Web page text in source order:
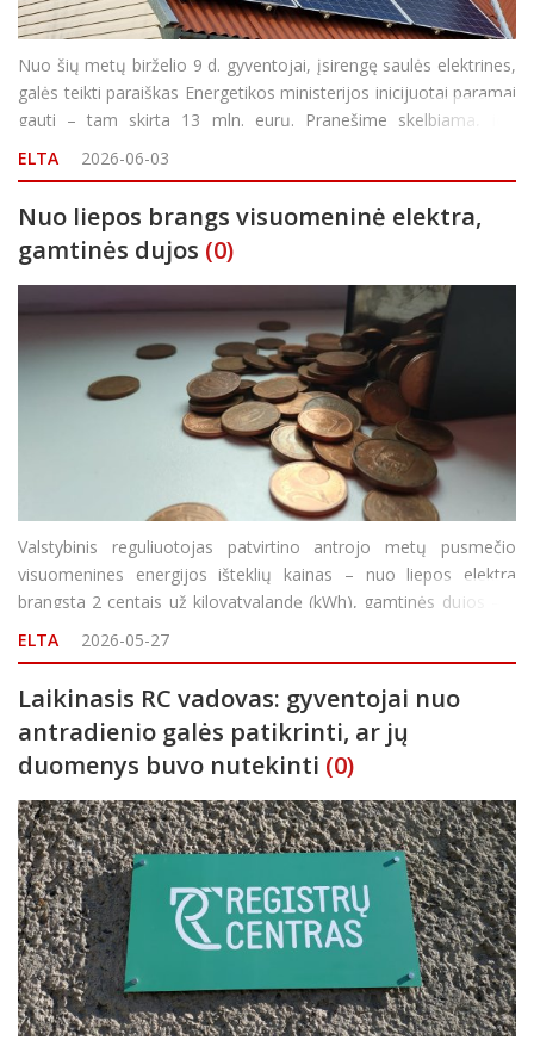
Nuo šių metų birželio 9 d. gyventojai, įsirengę saulės elektrines,
galės teikti paraiškas Energetikos ministerijos inicijuotai paramai
gauti – tam skirta 13 mln. eurų. Pranešime skelbiama, jog
paraiškas, kaip ir anksčiau, administruos Aplinkos projektų
valdymo
ELTA 2026-06-03
Nuo liepos brangs visuomeninė elektra,
gamtinės dujos (0)
Valstybinis reguliuotojas patvirtino antrojo metų pusmečio
visuomenines energijos išteklių kainas – nuo liepos elektra
brangsta 2 centais už kilovatvalandę (kWh), gamtinės dujos – 4
centais už kubinį metrą. Šias kainas Valstybinė energetikos
reguliavimo taryba (VERT) patvi
ELTA 2026-05-27
Laikinasis RC vadovas: gyventojai nuo
antradienio galės patikrinti, ar jų
duomenys buvo nutekinti (0)